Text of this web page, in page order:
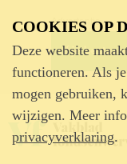
Advertentie
COOKIES OP
Deze website
functioneren. Als
mogen gebruiken,
wijzigen. Meer
privacyverklaring.